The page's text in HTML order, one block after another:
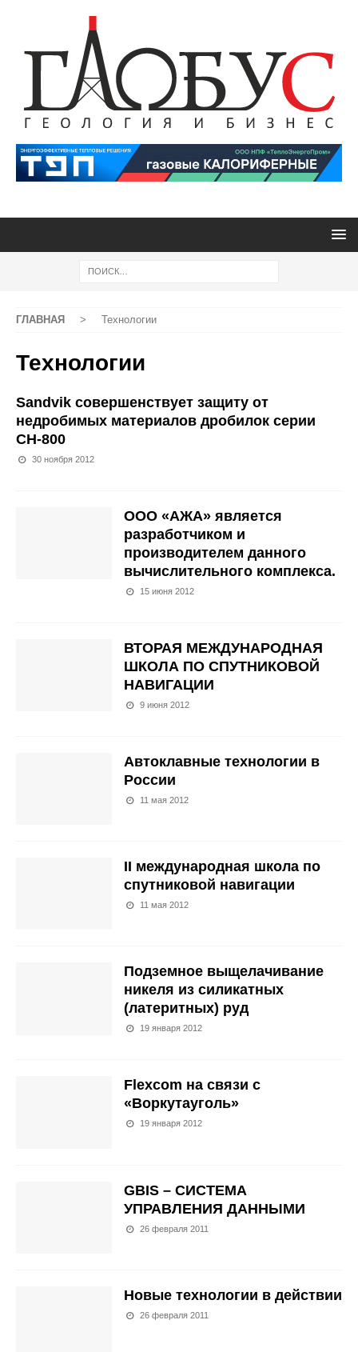
ГЛАВНАЯ > Технологии
Технологии
Sandvik совершенствует защиту от
недробимых материалов дробилок серии
СН-800
30 ноября 2012
ООО «АЖА» является
разработчиком и
производителем данного
вычислительного комплекса.
15 июня 2012
ВТОРАЯ МЕЖДУНАРОДНАЯ
ШКОЛА ПО СПУТНИКОВОЙ
НАВИГАЦИИ
9 июня 2012
Автоклавные технологии в
России
11 мая 2012
II международная школа по
спутниковой навигации
11 мая 2012
Подземное выщелачивание
никеля из силикатных
(латеритных) руд
19 января 2012
Flexcom на связи с
«Воркутауголь»
19 января 2012
GBIS – СИСТЕМА
УПРАВЛЕНИЯ ДАННЫМИ
26 февраля 2011
Новые технологии в действии
26 февраля 2011